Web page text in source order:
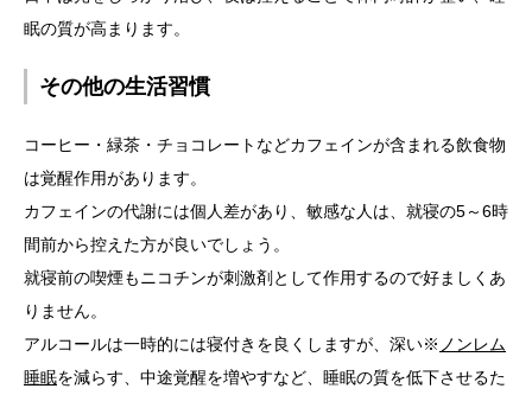
眠の質が高まります。
その他の生活習慣
コーヒー・緑茶・チョコレートなどカフェインが含まれる飲食物
は覚醒作用があります。
カフェインの代謝には個人差があり、敏感な人は、就寝の5～6時
間前から控えた方が良いでしょう。
就寝前の喫煙もニコチンが刺激剤として作用するので好ましくあ
りません。
アルコールは一時的には寝付きを良くしますが、深い※ ノンレム
睡眠を減らす、中途覚醒を増やすなど、睡眠の質を低下させるた